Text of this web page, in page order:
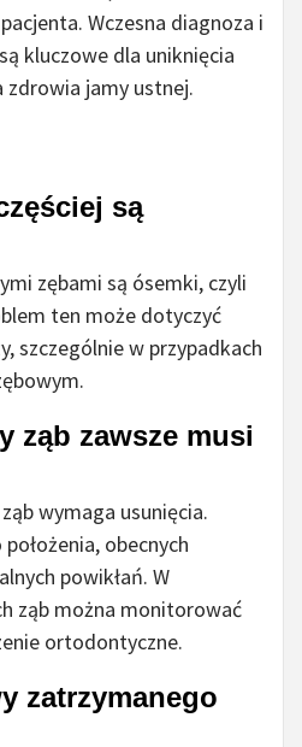
Wczesna diagnoza i
kluczowe dla uniknięcia
zdrowia jamy ustnej.
są
zębami są ósemki, czyli
ten może dotyczyć
szczególnie w przypadkach
ząb zawsze musi
wymaga usunięcia.
obecnych
powikłań. W
ząb można monitorować
ortodontyczne.
zatrzymanego